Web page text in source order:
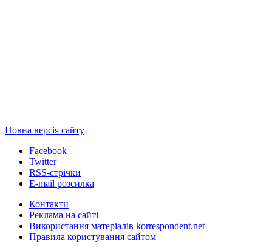
Повна версія сайту
Facebook
Twitter
RSS-стрічки
E-mail розсилка
Контакти
Реклама на сайті
Використання матеріалів korrespondent.net
Правила користування сайтом